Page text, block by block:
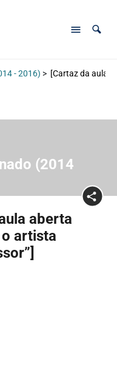
- 2016) > [Cartaz da aula
(2014
aberta
o artista